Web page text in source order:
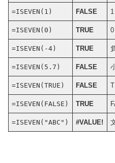
=ISEVEN(1) FALSE
=ISEVEN(0) TRUE
=ISEVEN(-4) TRUE
=ISEVEN(5.7) FALSE
=ISEVEN(TRUE) FALSE
=ISEVEN(FALSE) TRUE
=ISEVEN("ABC") #VALUE!